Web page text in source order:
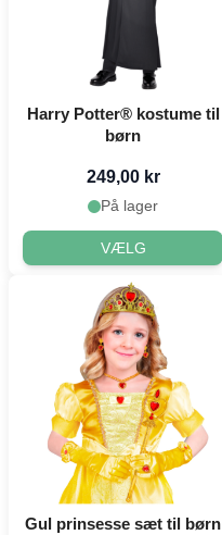
Harry Potter® kostume til
børn
249,00 kr
På lager
VÆLG
Gul prinsesse sæt til børn